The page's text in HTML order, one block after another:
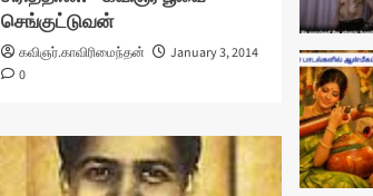
செங்குட்டுவன்
கவிஞர்.காவிரிமைந்தன்
January 3, 2014
0